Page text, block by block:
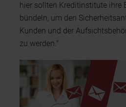
hier sollten Kreditinstitute ihre
bündeln, um den
Kunden und der
zu werden."